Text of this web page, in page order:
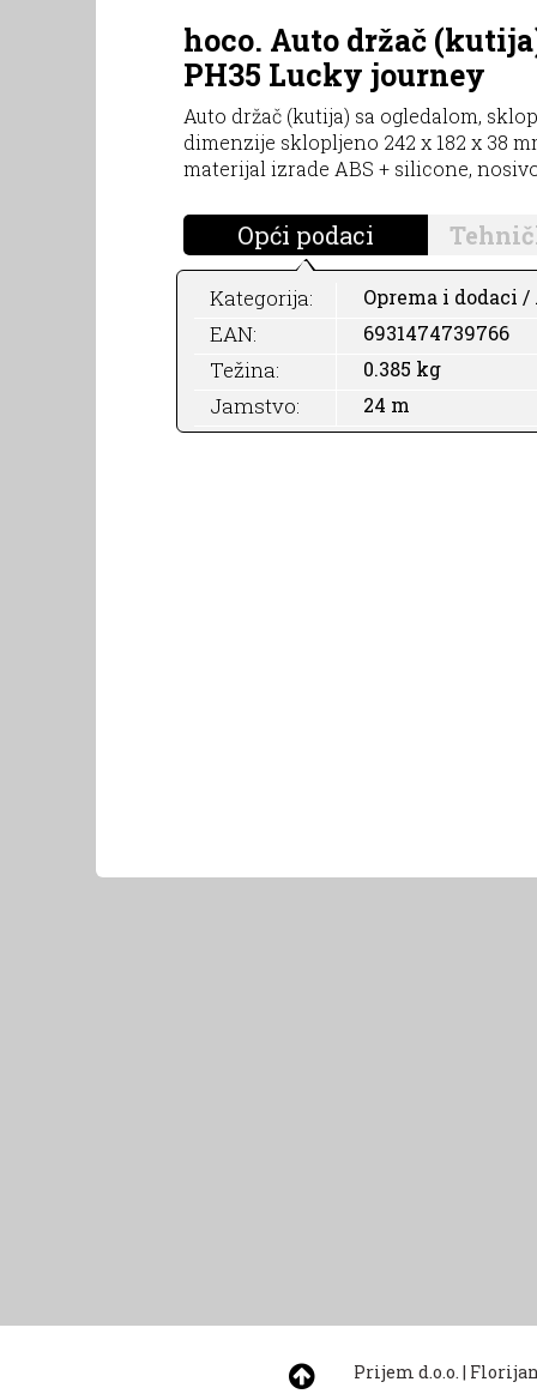
hoco. Auto držač
PH35 Lucky journey
Auto držač (kutija) sa ogledalom,
dimenzije sklopljeno 242 x 182 x 38
materijal izrade ABS + silicone,
Opći podaci
Kategorija: Oprema i dodaci
EAN: 6931474739766
Težina: 0.385 kg
Jamstvo: 24 m
Prijem d.o.o. |